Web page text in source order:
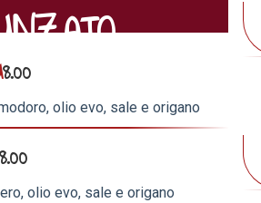
8.00
olio evo, sale e origano
olio evo, sale e origano